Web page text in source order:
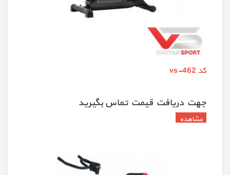
کد vs-462
جهت دريافت قيمت تماس بگيريد